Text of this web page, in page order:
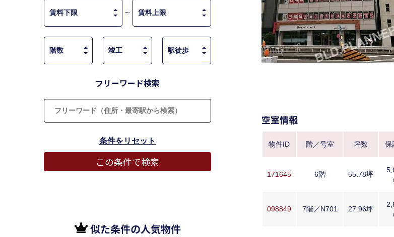
空室情報
物件ID 階／号室 坪数 保
171645 6階 55.78坪
098849 7階／N701 27.96坪
～
フリーワード検索
似た条件の人気物件